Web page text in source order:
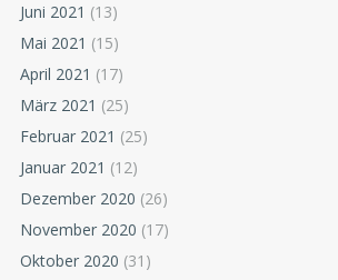
Juni 2021 (13)
Mai 2021 (15)
April 2021 (17)
März 2021 (25)
Februar 2021 (25)
Januar 2021 (12)
Dezember 2020 (26)
November 2020 (17)
Oktober 2020 (31)